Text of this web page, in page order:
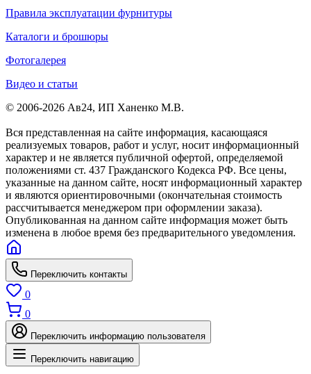
Правила эксплуатации фурнитуры
Каталоги и брошюры
Фотогалерея
Видео и статьи
© 2006-2026 Ав24, ИП Ханенко М.В.
Вся представленная на сайте информация, касающаяся
реализуемых товаров, работ и услуг, носит информационный
характер и не является публичной офертой, определяемой
положениями ст. 437 Гражданского Кодекса РФ. Все цены,
указанные на данном сайте, носят информационный характер
и являются ориентировочными (окончательная стоимость
рассчитывается менеджером при оформлении заказа).
Опубликованная на данном сайте информация может быть
изменена в любое время без предварительного уведомления.
Переключить контакты
0
0
Переключить информацию пользователя
Переключить навигацию